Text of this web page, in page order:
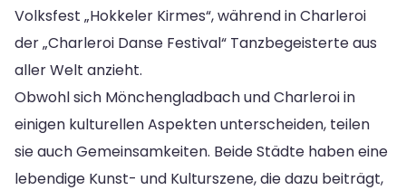
Volksfest „Hokkeler Kirmes“, während in Charleroi
der „Charleroi Danse Festival“ Tanzbegeisterte aus
aller Welt anzieht.
Obwohl sich Mönchengladbach und Charleroi in
einigen kulturellen Aspekten unterscheiden, teilen
sie auch Gemeinsamkeiten. Beide Städte haben eine
lebendige Kunst- und Kulturszene, die dazu beiträgt,